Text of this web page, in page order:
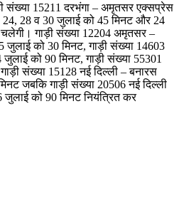
संख्या 15211 दरभंगा – अमृतसर एक्सप्रेस
28 व 30 जुलाई को 45 मिनट और 24
गाड़ी संख्या 12204 अमृतसर –
को 30 मिनट, गाड़ी संख्या 14603
को 90 मिनट, गाड़ी संख्या 55301
संख्या 15128 नई दिल्ली – बनारस
जबकि गाड़ी संख्या 20506 नई दिल्ली
को 90 मिनट नियंत्रित कर